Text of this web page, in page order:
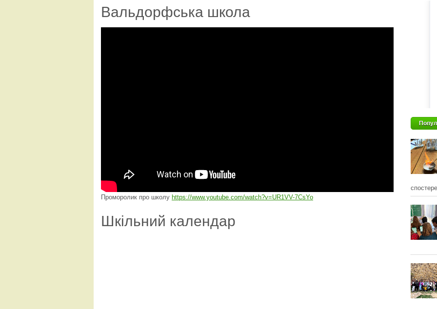
Вальдорфська школа
Проморолик про школу https://www.youtube.com/watch?v=UR1VV-7CsYo
Шкільний календар